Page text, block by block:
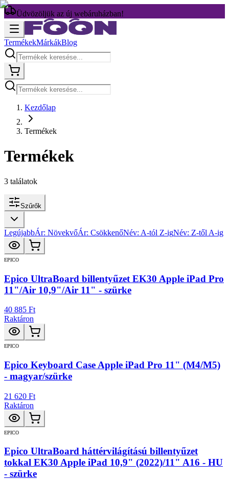
Üdvözöljük az új webáruházban!
TermékekMárkákBlog
Kezdőlap
Termékek
Termékek
3 találatok
Szűrők
LegújabbÁr: NövekvőÁr: CsökkenőNév: A-tól Z-igNév: Z-től A-ig
EPICO
Epico UltraBoard billentyűzet EK30 Apple iPad Pro
11"/Air 10,9"/Air 11" - szürke
40 885 Ft
Raktáron
EPICO
Epico Keyboard Case Apple iPad Pro 11" (M4/M5)
- magyar/szürke
21 620 Ft
Raktáron
EPICO
Epico UltraBoard háttérvilágítású billentyűzet
tokkal EK30 Apple iPad 10,9" (2022)/11" A16 - HU
- szürke